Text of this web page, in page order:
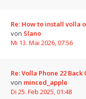
Re: How to install volla
von Slano
Mi 13. Mai 2026, 07:56
Re: Volla Phone 22 Back
von minced_apple
Di 25. Feb 2025, 01:48